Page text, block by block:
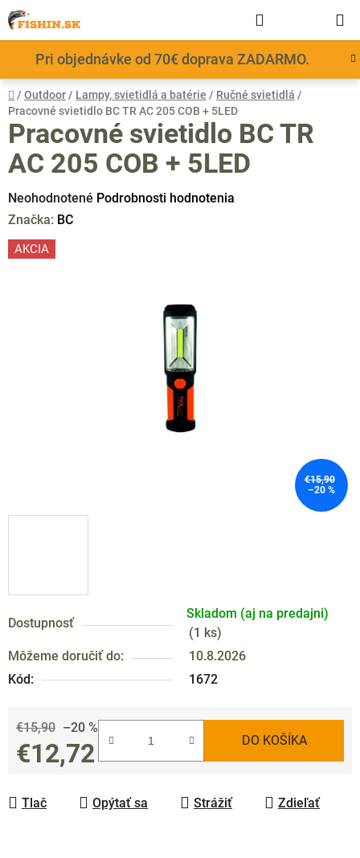
Prejsť
na
obsah
Pri objednávke od 70€ doprava ZADARMO.
KOŠÍK
Domov
/ Outdoor / Lampy, svietidlá a batérie / Ručné svietidlá /
Pracovné svietidlo BC TR AC 205 COB + 5LED
Dostupnosť
Skladom (aj na predajni)
(1 ks)
Môžeme doručiť do:
10.8.2026
Kód:
1672
€15,90 –20 %
€12,72 DO KOŠÍKA
Tlač Opýtať sa Strážiť Zdieľať
Pracovné svietidlo BC TR
AC 205 COB + 5LED
Priemerné
hodnotenie
produktu
je
Neohodnotené Podrobnosti hodnotenia
Značka: BC
AKCIA
€15,90
–20 %